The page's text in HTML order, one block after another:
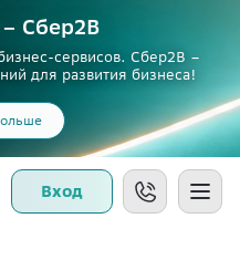
Сбер2B
сервисов. Сбер2В –
для развития бизнеса!
Вход